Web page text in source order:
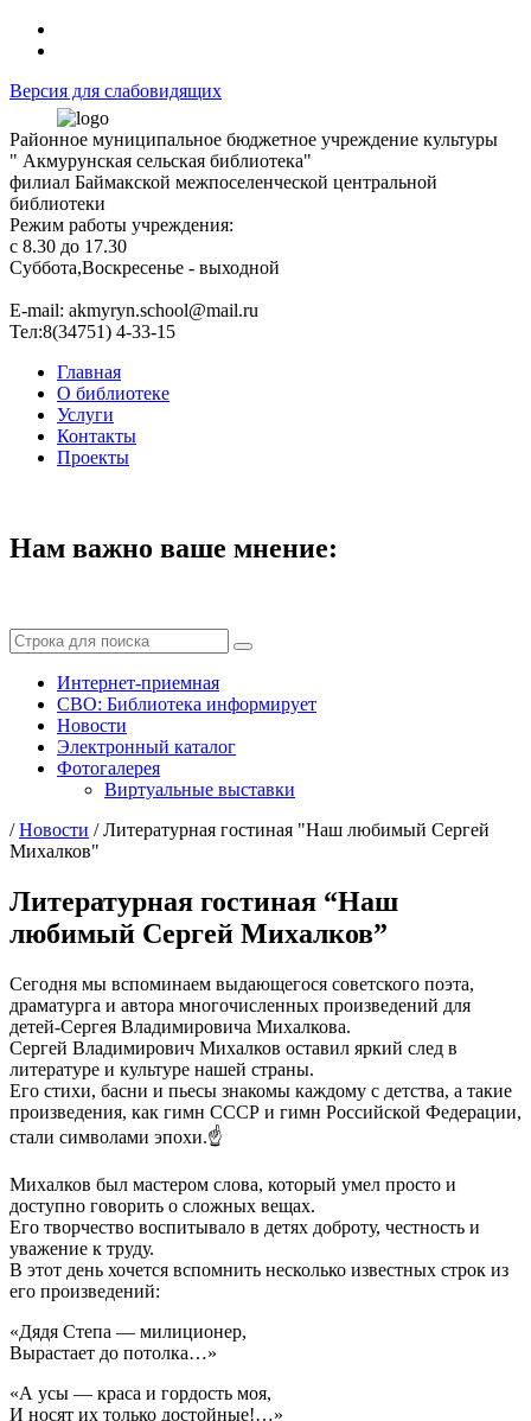
Версия для слабовидящих
Районное муниципальное бюджетное учреждение культуры
" Акмурунская сельская библиотека"
филиал Баймакской межпоселенческой центральной
библиотеки
Режим работы учреждения:
с 8.30 до 17.30
Суббота,Воскресенье - выходной
Е-mail: akmyryn.school@mail.ru
Тел:8(34751) 4-33-15
Главная
О библиотеке
Услуги
Контакты
Проекты
Нам важно ваше мнение:
Интернет-приемная
СВО: Библиотека информирует
Новости
Электронный каталог
Фотогалерея
Виртуальные выставки
/Новости /Литературная гостиная "Наш любимый Сергей
Михалков"
Литературная гостиная “Наш
любимый Сергей Михалков”
Сегодня мы вспоминаем выдающегося советского поэта,
драматурга и автора многочисленных произведений для
детей-Сергея Владимировича Михалкова.
Сергей Владимирович Михалков оставил яркий след в
литературе и культуре нашей страны.
Его стихи, басни и пьесы знакомы каждому с детства, а такие
произведения, как гимн СССР и гимн Российской Федерации,
стали символами эпохи.☝️
Михалков был мастером слова, который умел просто и
доступно говорить о сложных вещах.
Его творчество воспитывало в детях доброту, честность и
уважение к труду.
В этот день хочется вспомнить несколько известных строк из
его произведений:
«Дядя Степа — милиционер,
Вырастает до потолка…»
«А усы — краса и гордость моя,
И носят их только достойные!…»